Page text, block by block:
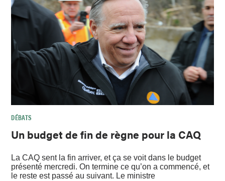
DÉBATS
Un budget de fin de règne pour la CAQ
La CAQ sent la fin arriver, et ça se voit dans le budget
présenté mercredi. On termine ce qu’on a commencé, et
le reste est passé au suivant. Le ministre